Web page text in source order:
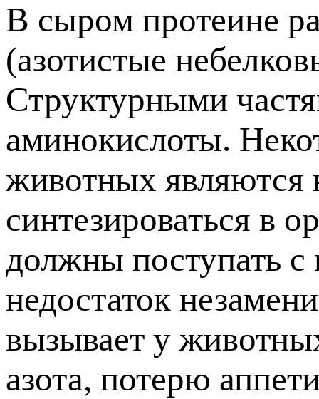
В сыром протеине
(азотистые
Структурными
аминокислоты.
животных
синтезироваться в
должны поступать
недостаток
вызывает у
азота, потерю